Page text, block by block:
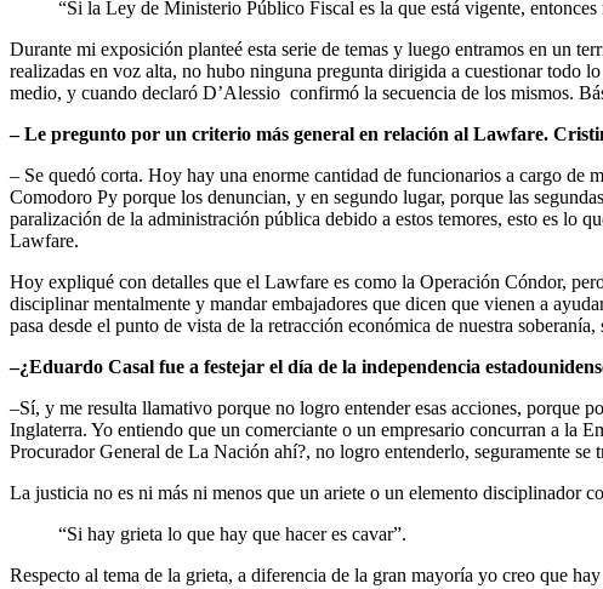
“Si la Ley de Ministerio Público Fiscal es la que está vigente, entonces
Durante mi exposición planteé esta serie de temas y luego entramos en un
realizadas en voz alta, no hubo ninguna pregunta dirigida a cuestionar todo
medio, y cuando declaró D’Alessio confirmó la secuencia de los mismos.
–Le pregunto por un criterio más general en relación al Lawfare.
– Se quedó corta. Hoy hay una enorme cantidad de funcionarios a cargo de
Comodoro Py porque los denuncian, y en segundo lugar, porque las
paralización de la administración pública debido a estos temores, esto es lo
Lawfare.
Hoy expliqué con detalles que el Lawfare es como la Operación Cóndor,
disciplinar mentalmente y mandar embajadores que dicen que vienen a
pasa desde el punto de vista de la retracción económica de nuestra
–¿Eduardo Casal fue a festejar el día de la independencia
–Sí, y me resulta llamativo porque no logro entender esas acciones, porque
Inglaterra. Yo entiendo que un comerciante o un empresario concurran a la
Procurador General de La Nación ahí?, no logro entenderlo, seguramente
La justicia no es ni más ni menos que un ariete o un elemento disciplinador
“Si hay grieta lo que hay que hacer es cavar”.
Respecto al tema de la grieta, a diferencia de la gran mayoría yo creo que